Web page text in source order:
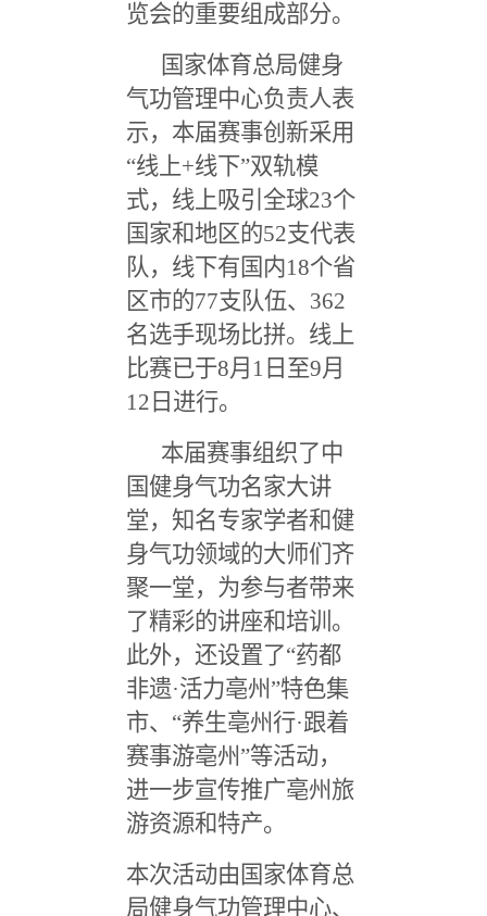
览会的重要组成部分。
国家体育总局健身
气功管理中心负责人表
示，本届赛事创新采用
“线上+线下”双轨模
式，线上吸引全球23个
国家和地区的52支代表
队，线下有国内18个省
区市的77支队伍、 362
名选手现场比拼。线上
比赛已于8月 1 日至9月
12 日进行。
本届赛事组织了中
国健身气功名家大讲
堂，知名专家学者和健
身气功领域的大师们齐
聚一堂，为参与者带来
了精彩的讲座和培训。
此外，还设置了“药都
非遗·活力亳州 ”特色集
市、 “养生亳州行·跟着
赛事游亳州 ”等活动，
进一步宣传推广亳州旅
游资源和特产。
本次活动由国家体育总
局健身气功管理中心、